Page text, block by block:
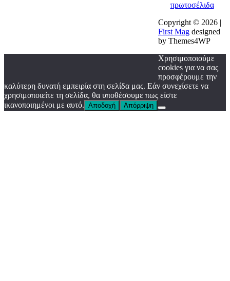
πρωτοσέλιδα
Copyright © 2026 |
First Mag designed
by Themes4WP
Χρησιμοποιούμε
cookies για να σας
προσφέρουμε την
καλύτερη δυνατή εμπειρία στη σελίδα μας. Εάν συνεχίσετε να
χρησιμοποιείτε τη σελίδα, θα υποθέσουμε πως είστε
ικανοποιημένοι με αυτό. Αποδοχή Απόρριψη